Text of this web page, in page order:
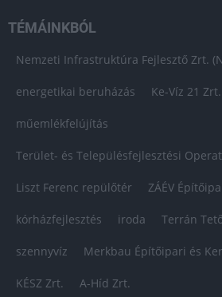
TÉMÁINKBÓL
Nemzeti Infrastruktúra Fejlesztő Zrt.
energetikai beruházás Ke-Víz 21 Zrt.
műemlékfelújítás
Terület- és Településfejlesztési
Liszt Ferenc repülőtér ZÁÉV
kórházfejlesztés iroda Terrán
szennyvíz Merkbau Építőipari és
KÉSZ Zrt. A-Híd Zrt.